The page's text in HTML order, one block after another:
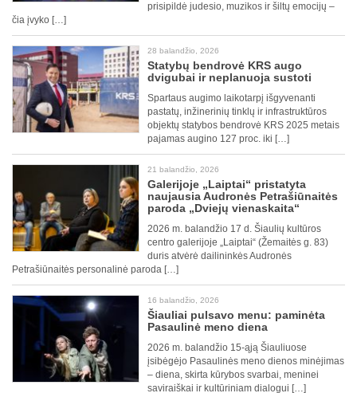
prisipildė judesio, muzikos ir šiltų emocijų –
čia įvyko […]
28 balandžio, 2026
Statybų bendrovė KRS augo
dvigubai ir neplanuoja sustoti
Spartaus augimo laikotarpį išgyvenanti
pastatų, inžinerinių tinklų ir infrastruktūros
objektų statybos bendrovė KRS 2025 metais
pajamas augino 127 proc. iki […]
21 balandžio, 2026
Galerijoje „Laiptai“ pristatyta
naujausia Audronės Petrašiūnaitės
paroda „Dviejų vienaskaita“
2026 m. balandžio 17 d. Šiaulių kultūros
centro galerijoje „Laiptai“ (Žemaitės g. 83)
duris atvėrė dailininkės Audronės
Petrašiūnaitės personalinė paroda […]
16 balandžio, 2026
Šiauliai pulsavo menu: paminėta
Pasaulinė meno diena
2026 m. balandžio 15-ąją Šiauliuose
įsibėgėjo Pasaulinės meno dienos minėjimas
– diena, skirta kūrybos svarbai, meninei
saviraiškai ir kultūriniam dialogui […]